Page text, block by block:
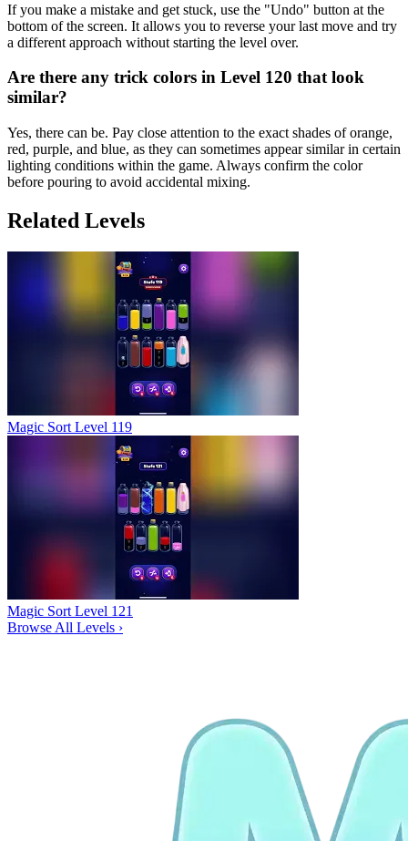
If you make a mistake and get stuck, use the "Undo" button at the
bottom of the screen. It allows you to reverse your last move and try
a different approach without starting the level over.
Are there any trick colors in Level 120 that look
similar?
Yes, there can be. Pay close attention to the exact shades of orange,
red, purple, and blue, as they can sometimes appear similar in certain
lighting conditions within the game. Always confirm the color
before pouring to avoid accidental mixing.
Related Levels
Magic Sort Level 119
Magic Sort Level 121
Browse All Levels ›